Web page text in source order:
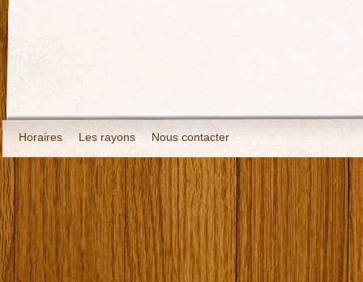
Horaires Les rayons Nous contacter